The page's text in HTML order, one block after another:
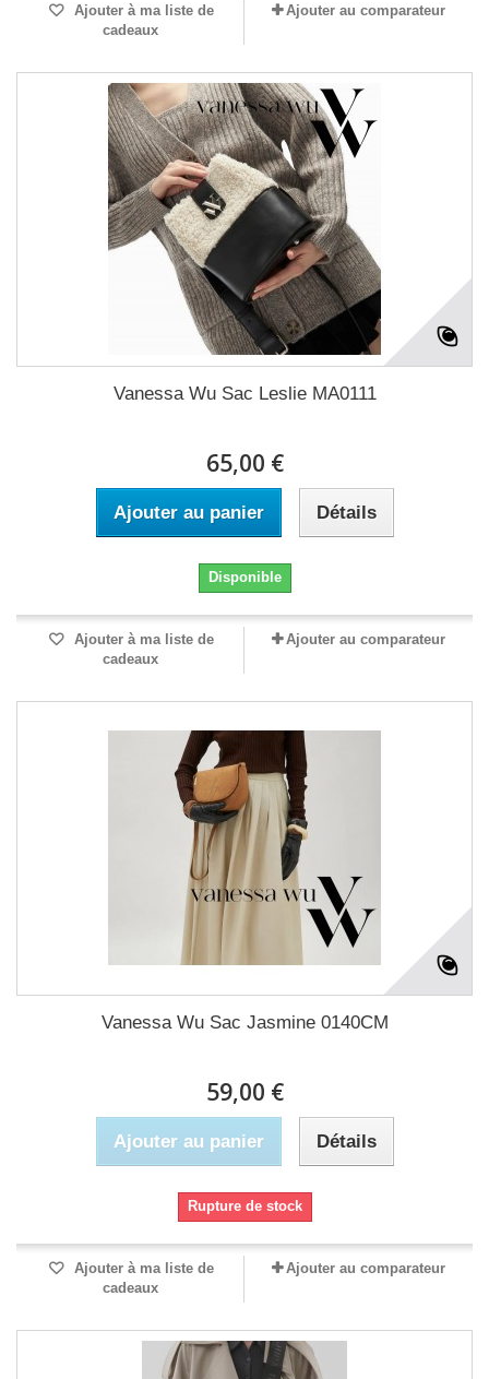
Ajouter à ma liste de
cadeaux
Ajouter au comparateur
Vanessa Wu Sac Leslie MA0111
65,00 €
Ajouter au panier Détails
Disponible
Ajouter à ma liste de
cadeaux
Ajouter au comparateur
Vanessa Wu Sac Jasmine 0140CM
59,00 €
Ajouter au panier Détails
Rupture de stock
Ajouter à ma liste de
cadeaux
Ajouter au comparateur